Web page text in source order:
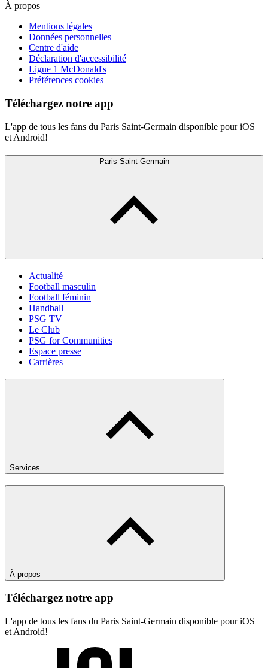
À propos
Mentions légales
Données personnelles
Centre d'aide
Déclaration d'accessibilité
Ligue 1 McDonald's
Préférences cookies
Téléchargez notre app
L'app de tous les fans du Paris Saint-Germain disponible pour iOS
et Android!
Paris Saint-Germain
Actualité
Football masculin
Football féminin
Handball
PSG TV
Le Club
PSG for Communities
Espace presse
Carrières
Services
À propos
Téléchargez notre app
L'app de tous les fans du Paris Saint-Germain disponible pour iOS
et Android!